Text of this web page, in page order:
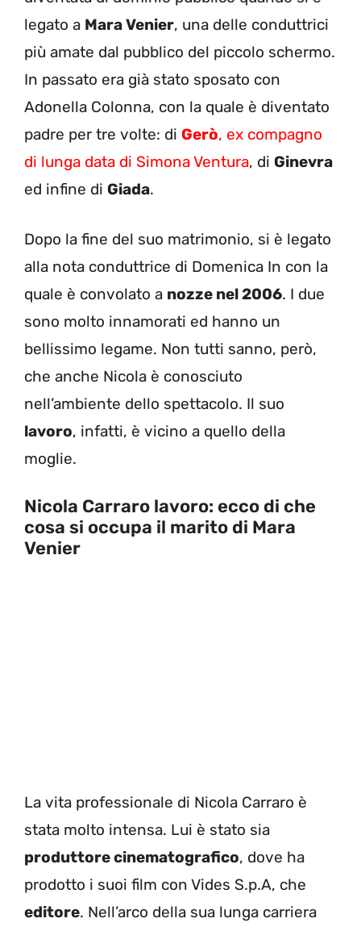
legato a Mara Venier, una delle conduttrici
più amate dal pubblico del piccolo schermo.
In passato era già stato sposato con
Adonella Colonna, con la quale è diventato
padre per tre volte: di Gerò, ex compagno
di lunga data di Simona Ventura, di Ginevra
ed infine di Giada.
Dopo la fine del suo matrimonio, si è legato
alla nota conduttrice di Domenica In con la
quale è convolato a nozze nel 2006. I due
sono molto innamorati ed hanno un
bellissimo legame. Non tutti sanno, però,
che anche Nicola è conosciuto
nell’ambiente dello spettacolo. Il suo
lavoro, infatti, è vicino a quello della
moglie.
Nicola Carraro lavoro: ecco di che
cosa si occupa il marito di Mara
Venier
La vita professionale di Nicola Carraro è
stata molto intensa. Lui è stato sia
produttore cinematografico, dove ha
prodotto i suoi film con Vides S.p.A, che
editore. Nell’arco della sua lunga carriera